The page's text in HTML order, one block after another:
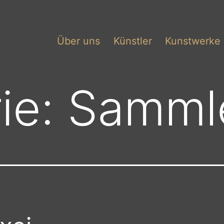
Über uns Künstler Kunstwerke